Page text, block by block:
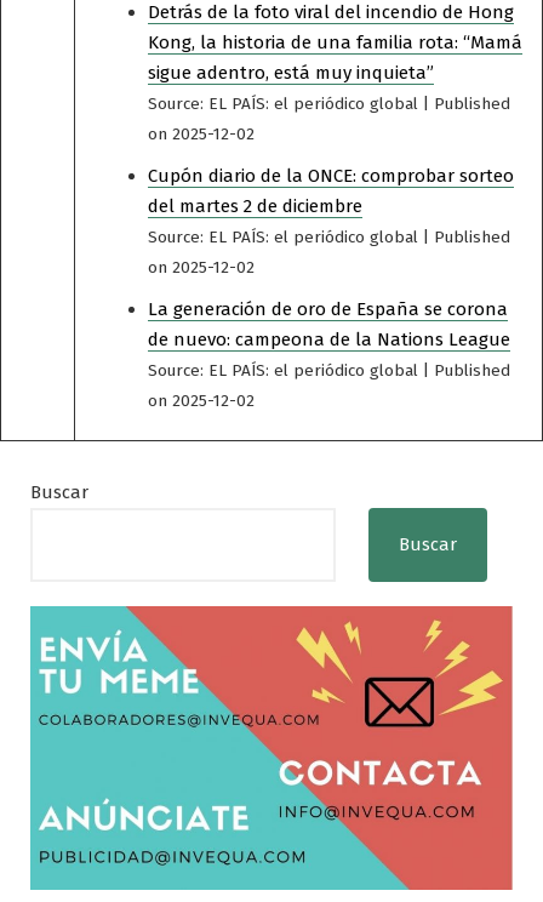
Detrás de la foto viral del incendio de Hong
Kong, la historia de una familia rota: “Mamá
sigue adentro, está muy inquieta”
Source: EL PAÍS: el periódico global
Published
on 2025-12-02
Cupón diario de la ONCE: comprobar sorteo
del martes 2 de diciembre
Source: EL PAÍS: el periódico global
Published
on 2025-12-02
La generación de oro de España se corona
de nuevo: campeona de la Nations League
Source: EL PAÍS: el periódico global
Published
on 2025-12-02
Buscar
Buscar